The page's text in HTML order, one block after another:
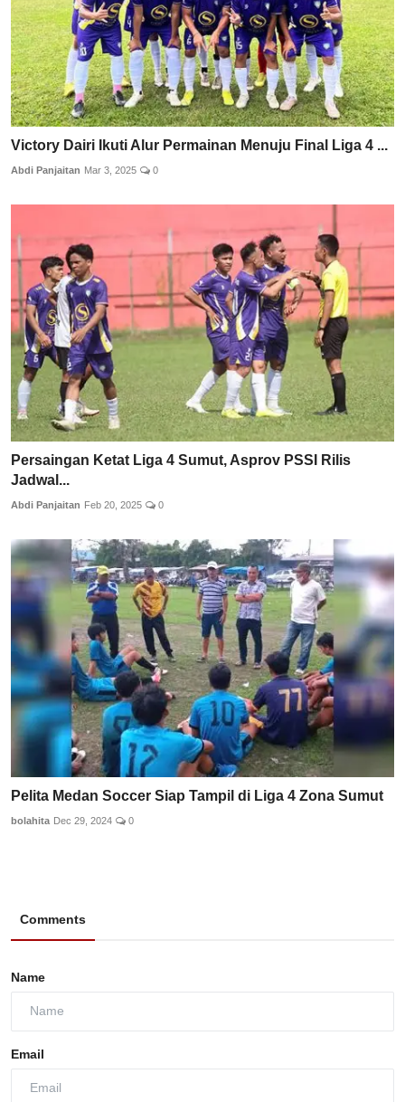
Victory Dairi Ikuti Alur Permainan Menuju Final Liga 4 ...
Abdi Panjaitan Mar 3, 2025 0
Persaingan Ketat Liga 4 Sumut, Asprov PSSI Rilis
Jadwal...
Abdi Panjaitan Feb 20, 2025 0
Pelita Medan Soccer Siap Tampil di Liga 4 Zona Sumut
bolahita Dec 29, 2024 0
Comments
Name
Email